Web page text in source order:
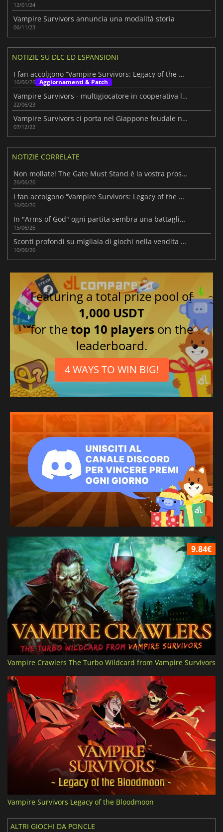
12/01/24
Vampire Survivors annuncia una modalità storia
06/11/23
NOTIZIE SU DLC ED ESPANSIONI
I fan accolgono “Vampire Survivors: Legacy of the Bloodmoon”
16/06/26 Aggiornamenti & Patch
Vampire Survivors - multigiocatore in cooperativa locale
22/06/23
Vampire Survivors ci porta nel Giappone feudale nel nuovo DLC
07/12/22
NOTIZIE CORRELATE
Non mollate! The Gate Must Stand è la vostra prossima ossessione indie
26/06/26
I fan accolgono “Vampire Survivors: Legacy of the Bloodmoon”
16/06/26
In "Arms of God" ogni partita sembra una battaglia all'inferno
15/06/26
Sconti profondi su migliaia di giochi nella vendita Steam Bullet Fest 2026 di oggi
10/06/26
Featuring a total prize pool of
1,000 USDT
for thetop 10 players on the
leaderboard.
4 WAYS TO WIN BIG!
9.84€
Vampire Crawlers The Turbo Wildcard from Vampire Survivors
Vampire Survivors Legacy of the Bloodmoon
ALTRI GIOCHI DA PONCLE